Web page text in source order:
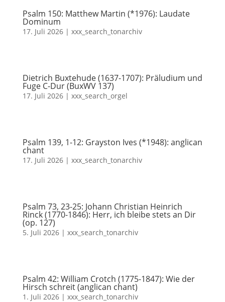
Psalm 150: Matthew Martin (*1976): Laudate
Dominum
17. Juli 2026| xxx_search_tonarchiv
Dietrich Buxtehude (1637-1707): Präludium und
Fuge C-Dur (BuxWV 137)
17. Juli 2026| xxx_search_orgel
Psalm 139, 1-12: Grayston Ives (*1948): anglican
chant
17. Juli 2026| xxx_search_tonarchiv
Psalm 73, 23-25: Johann Christian Heinrich
Rinck (1770-1846): Herr, ich bleibe stets an Dir
(op. 127)
5. Juli 2026| xxx_search_tonarchiv
Psalm 42: William Crotch (1775-1847): Wie der
Hirsch schreit (anglican chant)
1. Juli 2026| xxx_search_tonarchiv